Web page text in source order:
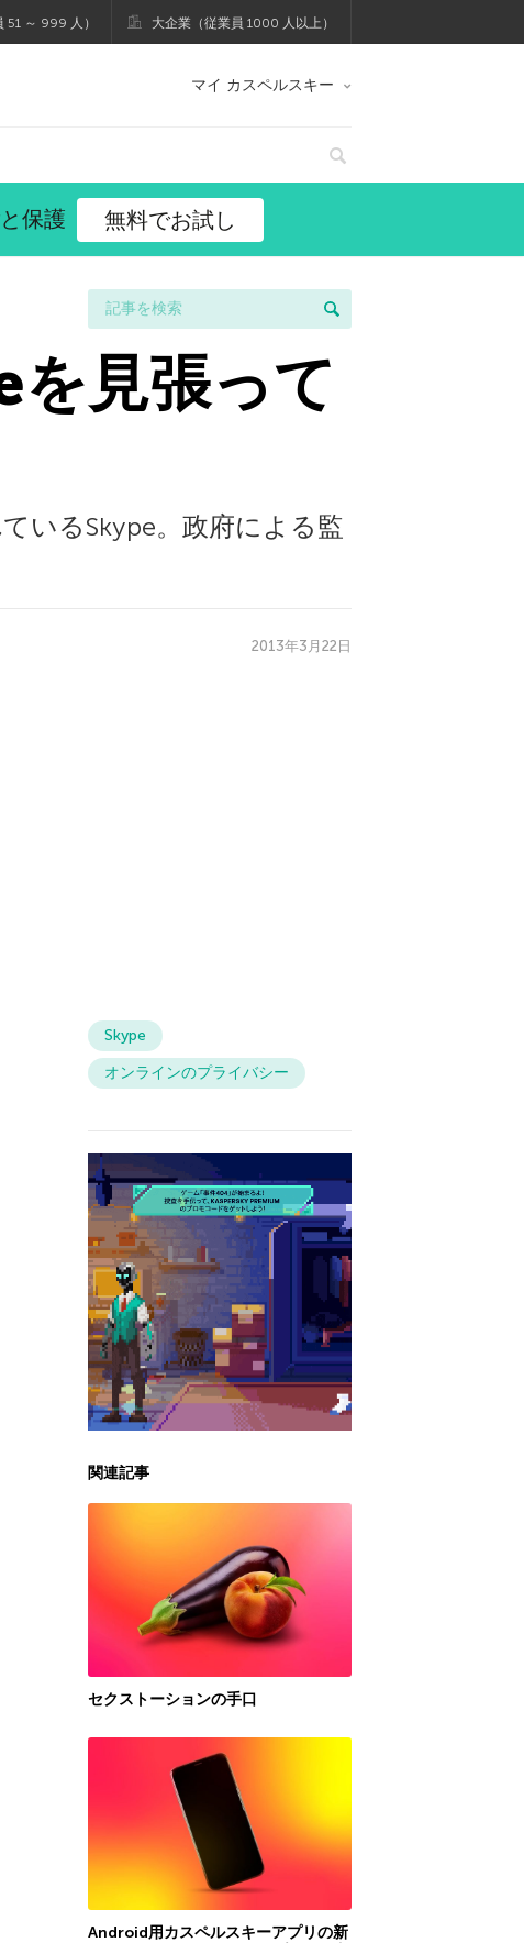
51 ～ 999 人） 大企業（従業員 1000 人以上）
マイ カスペルスキー
保護 無料でお試し
を見張って
いるSkype。政府による監
2013年3月22日
Skype
オンラインのプライバシー
関連記事
セクストーションの手口
Android用カスペルスキーアプリの新